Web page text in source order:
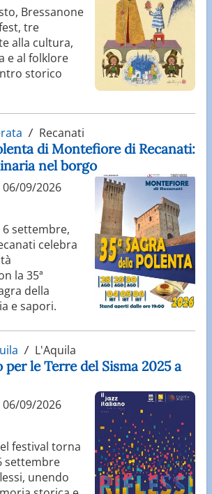
Bressanone
tre
alla cultura,
e al folklore
storico
Recanati
di Montefiore di Recanati:
nel borgo
06/09/2026
6 settembre,
celebra
la 35ª
della
e sapori.
L'Aquila
per le Terre del Sisma 2025 a
06/09/2026
festival torna
settembre
unendo